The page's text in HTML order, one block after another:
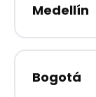
Medellín
Bogotá